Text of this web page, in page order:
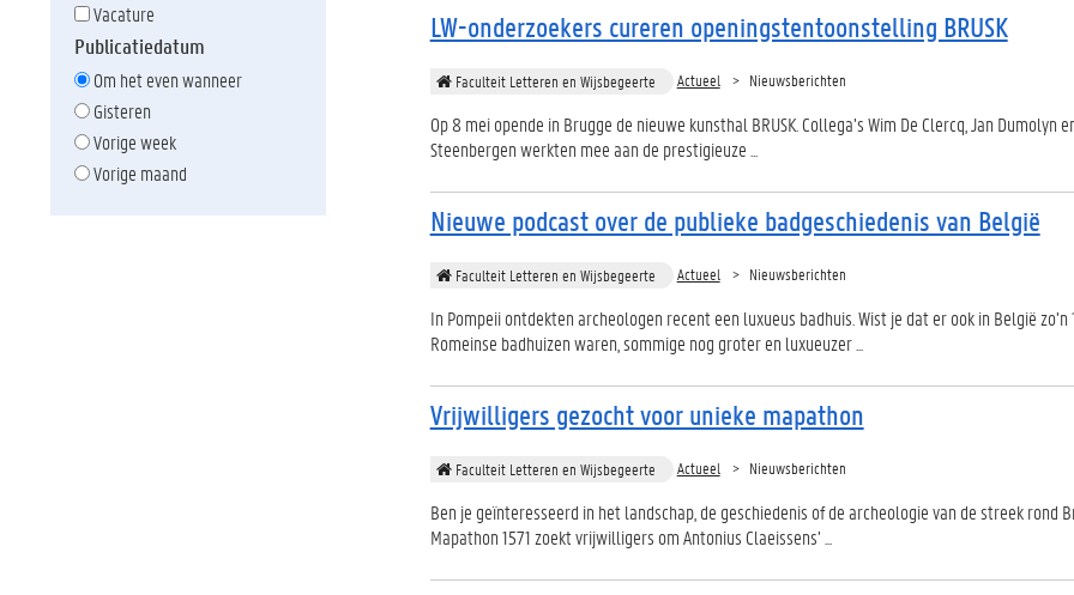
Vacature
Publicatiedatum
Om het even wanneer
Gisteren
Vorige week
Vorige maand
LW-onderzoekers cureren openingstentoonstelling BRUSK
Faculteit Letteren en Wijsbegeerte Actueel Nieuwsberichten
Op 8 mei opende in Brugge de nieuwe kunsthal BRUSK. Collega’s Wim De Clercq, Jan Dumolyn
Steenbergen werkten mee aan de prestigieuze ...
Nieuwe podcast over de publieke badgeschiedenis van België
Faculteit Letteren en Wijsbegeerte Actueel Nieuwsberichten
In Pompeii ontdekten archeologen recent een luxueus badhuis. Wist je dat er ook in België zo’n
Romeinse badhuizen waren, sommige nog groter en luxueuzer ...
Vrijwilligers gezocht voor unieke mapathon
Faculteit Letteren en Wijsbegeerte Actueel Nieuwsberichten
Ben je geïnteresseerd in het landschap, de geschiedenis of de archeologie van de streek rond
Mapathon 1571 zoekt vrijwilligers om Antonius Claeissens’ ...